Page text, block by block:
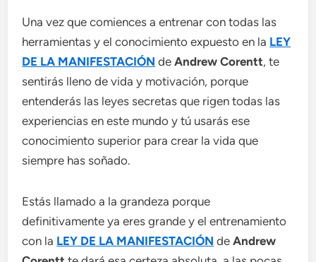
Una vez que comiences a entrenar con todas las
herramientas y el conocimiento expuesto en la LEY
DE LA MANIFESTACIÓN deAndrew Corentt, te
sentirás lleno de vida y motivación, porque
entenderás las leyes secretas que rigen todas las
experiencias en este mundo y tú usarás ese
conocimiento superior para crear la vida que
siempre has soñado.
Estás llamado a la grandeza porque
definitivamente ya eres grande y el entrenamiento
con la LEY DE LA MANIFESTACIÓN deAndrew